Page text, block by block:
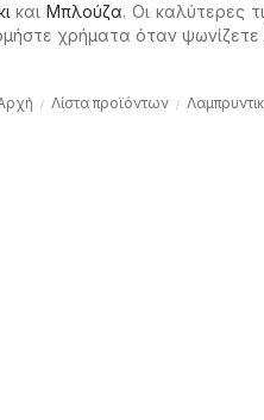
καιΜπλούζα. Οι καλύτερες
χρήματα όταν
Λίστα προϊόντων